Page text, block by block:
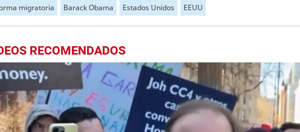
migratoria Barack Obama Estados Unidos EEUU
RECOMENDADOS